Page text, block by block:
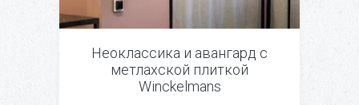
Неоклассика и авангард с
метлахской плиткой
Winckelmans